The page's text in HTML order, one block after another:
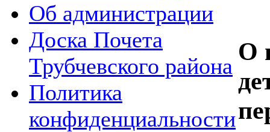
Об администрации
Доска Почета
Трубчевского района
Политика
конфиденциальности
О